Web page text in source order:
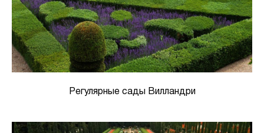
Регулярные сады Вилландри